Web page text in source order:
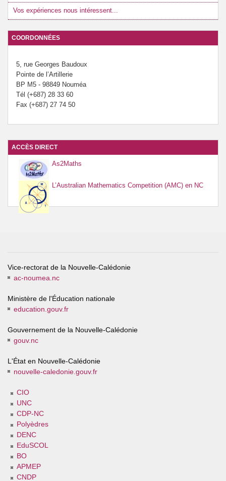
Vos expériences nous intéressent...
COORDONNÉES
5, rue Georges Baudoux
Pointe de l’Artillerie
BP M5 - 98849 Nouméa
Tél (+687) 28 33 60
Fax (+687) 27 74 50
ACCÈS DIRECT
As2Maths
L’Australian Mathematics Competition (AMC) en NC
Vice-rectorat de la Nouvelle-Calédonie
ac-noumea.nc
Ministère de l'Éducation nationale
education.gouv.fr
Gouvernement de la Nouvelle-Calédonie
gouv.nc
L'État en Nouvelle-Calédonie
nouvelle-caledonie.gouv.fr
CIO
UNC
CDP-NC
Polyèdres
DENC
EduSCOL
BO
APMEP
CNDP